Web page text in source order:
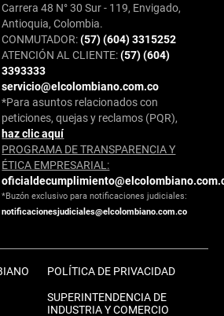
Carrera 48 N° 30 Sur - 119, Envigado,
Antioquia, Colombia.
CONMUTADOR:(57) (604) 3315252
ATENCIÓN AL CLIENTE:(57) (604)
3393333
servicio@elcolombiano.com.co
*Para asuntos relacionados con
peticiones, quejas y reclamos (PQR),
haz clic aquí
PROGRAMA DE TRANSPARENCIA Y
ÉTICA EMPRESARIAL:
*Buzón exclusivo para notificaciones judiciales:
notificacionesjudiciales@elcolombiano.com.co
POLÍTICA DE PRIVACIDAD
SUPERINTENDENCIA DE
INDUSTRIA Y COMERCIO